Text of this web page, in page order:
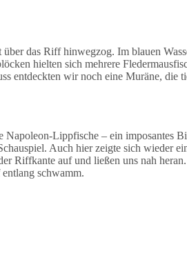
das Riff hinwegzog. Im blauen
hielten sich mehrere
entdeckten wir noch eine Muräne, die
Napoleon-Lippfische – ein imposantes
Auch hier zeigte sich wieder
Riffkante auf und ließen uns nah heran.
schwamm.